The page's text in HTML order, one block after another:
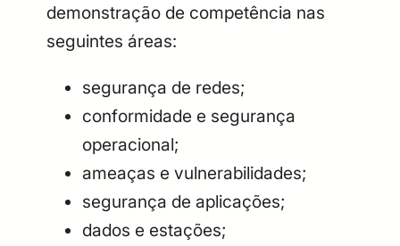
demonstração de competência nas
seguintes áreas:
segurança de redes;
conformidade e segurança
operacional;
ameaças e vulnerabilidades;
segurança de aplicações;
dados e estações;